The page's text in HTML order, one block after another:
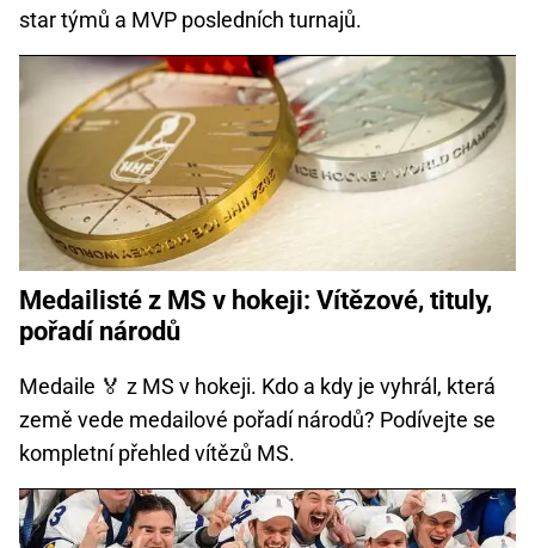
star týmů a MVP posledních turnajů.
Medailisté z MS v hokeji: Vítězové, tituly,
pořadí národů
Medaile 🏅 z MS v hokeji. Kdo a kdy je vyhrál, která
země vede medailové pořadí národů? Podívejte se
kompletní přehled vítězů MS.